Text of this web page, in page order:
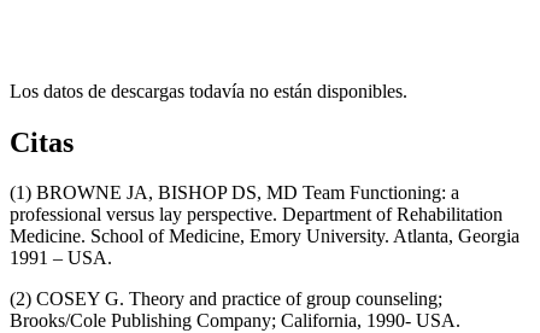
Los datos de descargas todavía no están disponibles.
Citas
(1) BROWNE JA, BISHOP DS, MD Team Functioning: a
professional versus lay perspective. Department of Rehabilitation
Medicine. School of Medicine, Emory University. Atlanta, Georgia
1991 – USA.
(2) COSEY G. Theory and practice of group counseling;
Brooks/Cole Publishing Company; California, 1990- USA.